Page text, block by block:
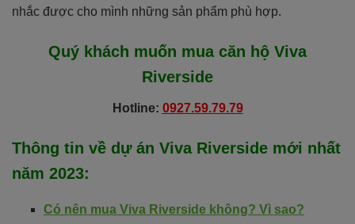
nhắc được cho mình những sản phẩm phù hợp.
Quý khách muốn mua căn hộ Viva
Riverside
Hotline: 0927.59.79.79
Thông tin về dự án Viva Riverside mới nhất
năm 2023:
Có nên mua Viva Riverside không? Vì sao?